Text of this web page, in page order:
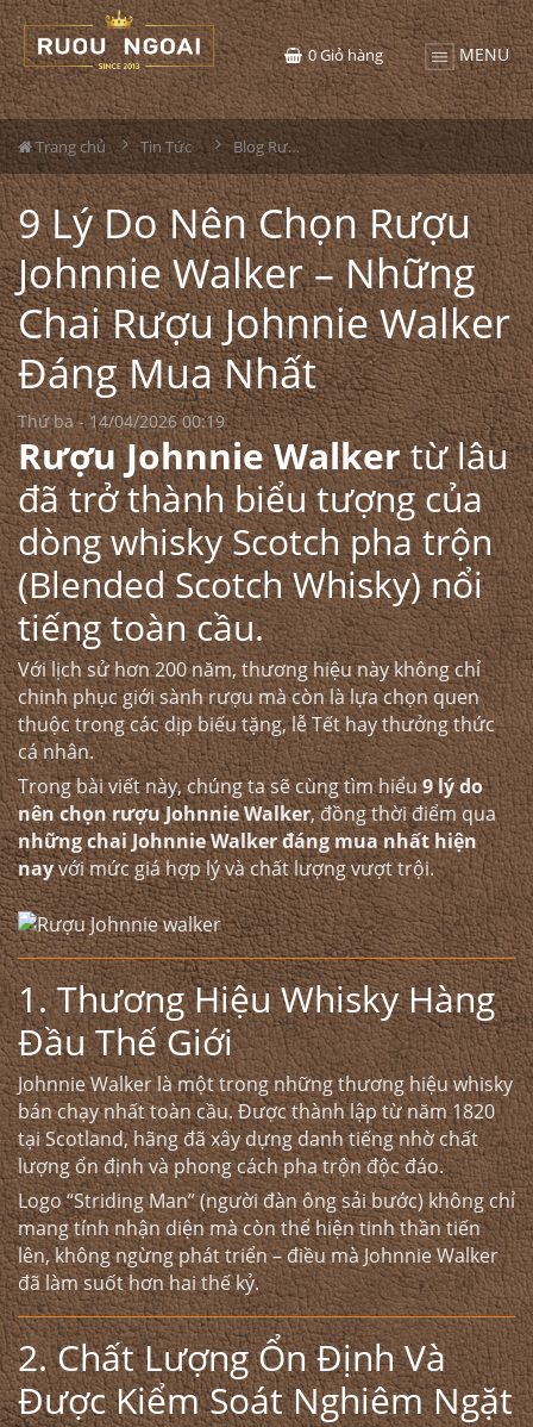
MENU
0Giỏ hàng
Trang chủ Tin Tức Blog Rượu
9 Lý Do Nên Chọn Rượu
Johnnie Walker – Những
Chai Rượu Johnnie Walker
Đáng Mua Nhất
Thứ ba - 14/04/2026 00:19
Rượu Johnnie Walkertừ lâu
đã trở thành biểu tượng của
dòng whisky Scotch pha trộn
(Blended Scotch Whisky) nổi
tiếng toàn cầu.
Với lịch sử hơn 200 năm, thương hiệu này không chỉ
chinh phục giới sành rượu mà còn là lựa chọn quen
thuộc trong các dịp biếu tặng, lễ Tết hay thưởng thức
cá nhân.
Trong bài viết này, chúng ta sẽ cùng tìm hiểu9 lý do
nên chọn rượu Johnnie Walker, đồng thời điểm qua
những chai Johnnie Walker đáng mua nhất hiện
nayvới mức giá hợp lý và chất lượng vượt trội.
1. Thương Hiệu Whisky Hàng
Đầu Thế Giới
Johnnie Walker là một trong những thương hiệu whisky
bán chạy nhất toàn cầu. Được thành lập từ năm 1820
tại Scotland, hãng đã xây dựng danh tiếng nhờ chất
lượng ổn định và phong cách pha trộn độc đáo.
Logo “Striding Man” (người đàn ông sải bước) không chỉ
mang tính nhận diện mà còn thể hiện tinh thần tiến
lên, không ngừng phát triển – điều mà Johnnie Walker
đã làm suốt hơn hai thế kỷ.
2. Chất Lượng Ổn Định Và
Được Kiểm Soát Nghiêm Ngặt